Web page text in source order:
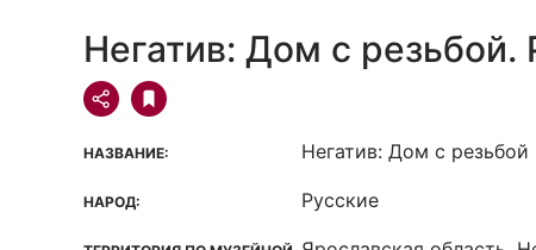
Негатив: Дом с резьбой.
НАЗВАНИЕ: Негатив: Дом с резьбой
НАРОД: Русские